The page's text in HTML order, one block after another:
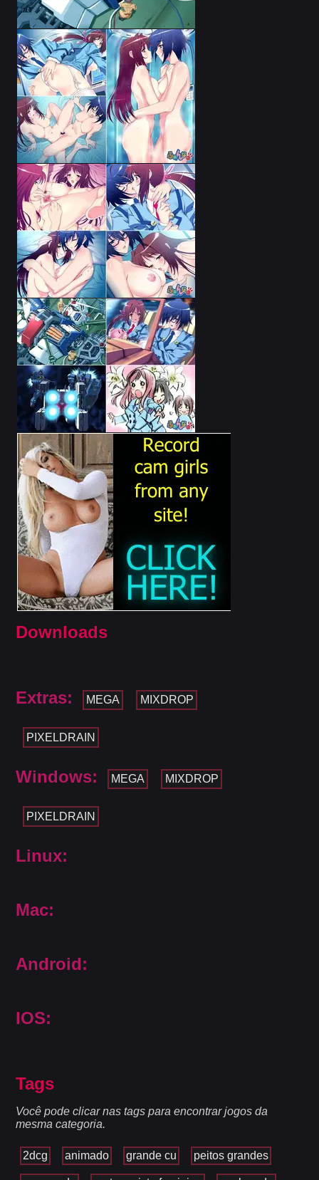
Downloads
Extras: MEGA MIXDROP
PIXELDRAIN
Windows: MEGA MIXDROP
PIXELDRAIN
Linux:
Mac:
Android:
IOS:
Tags
Você pode clicar nas tags para encontrar jogos da
mesma categoria.
2dcg animado grande cu peitos grandes